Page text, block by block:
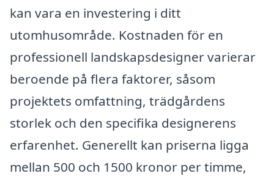
kan vara en investering i ditt
utomhusområde. Kostnaden för en
professionell landskapsdesigner varierar
beroende på flera faktorer, såsom
projektets omfattning, trädgårdens
storlek och den specifika designerens
erfarenhet. Generellt kan priserna ligga
mellan 500 och 1500 kronor per timme,